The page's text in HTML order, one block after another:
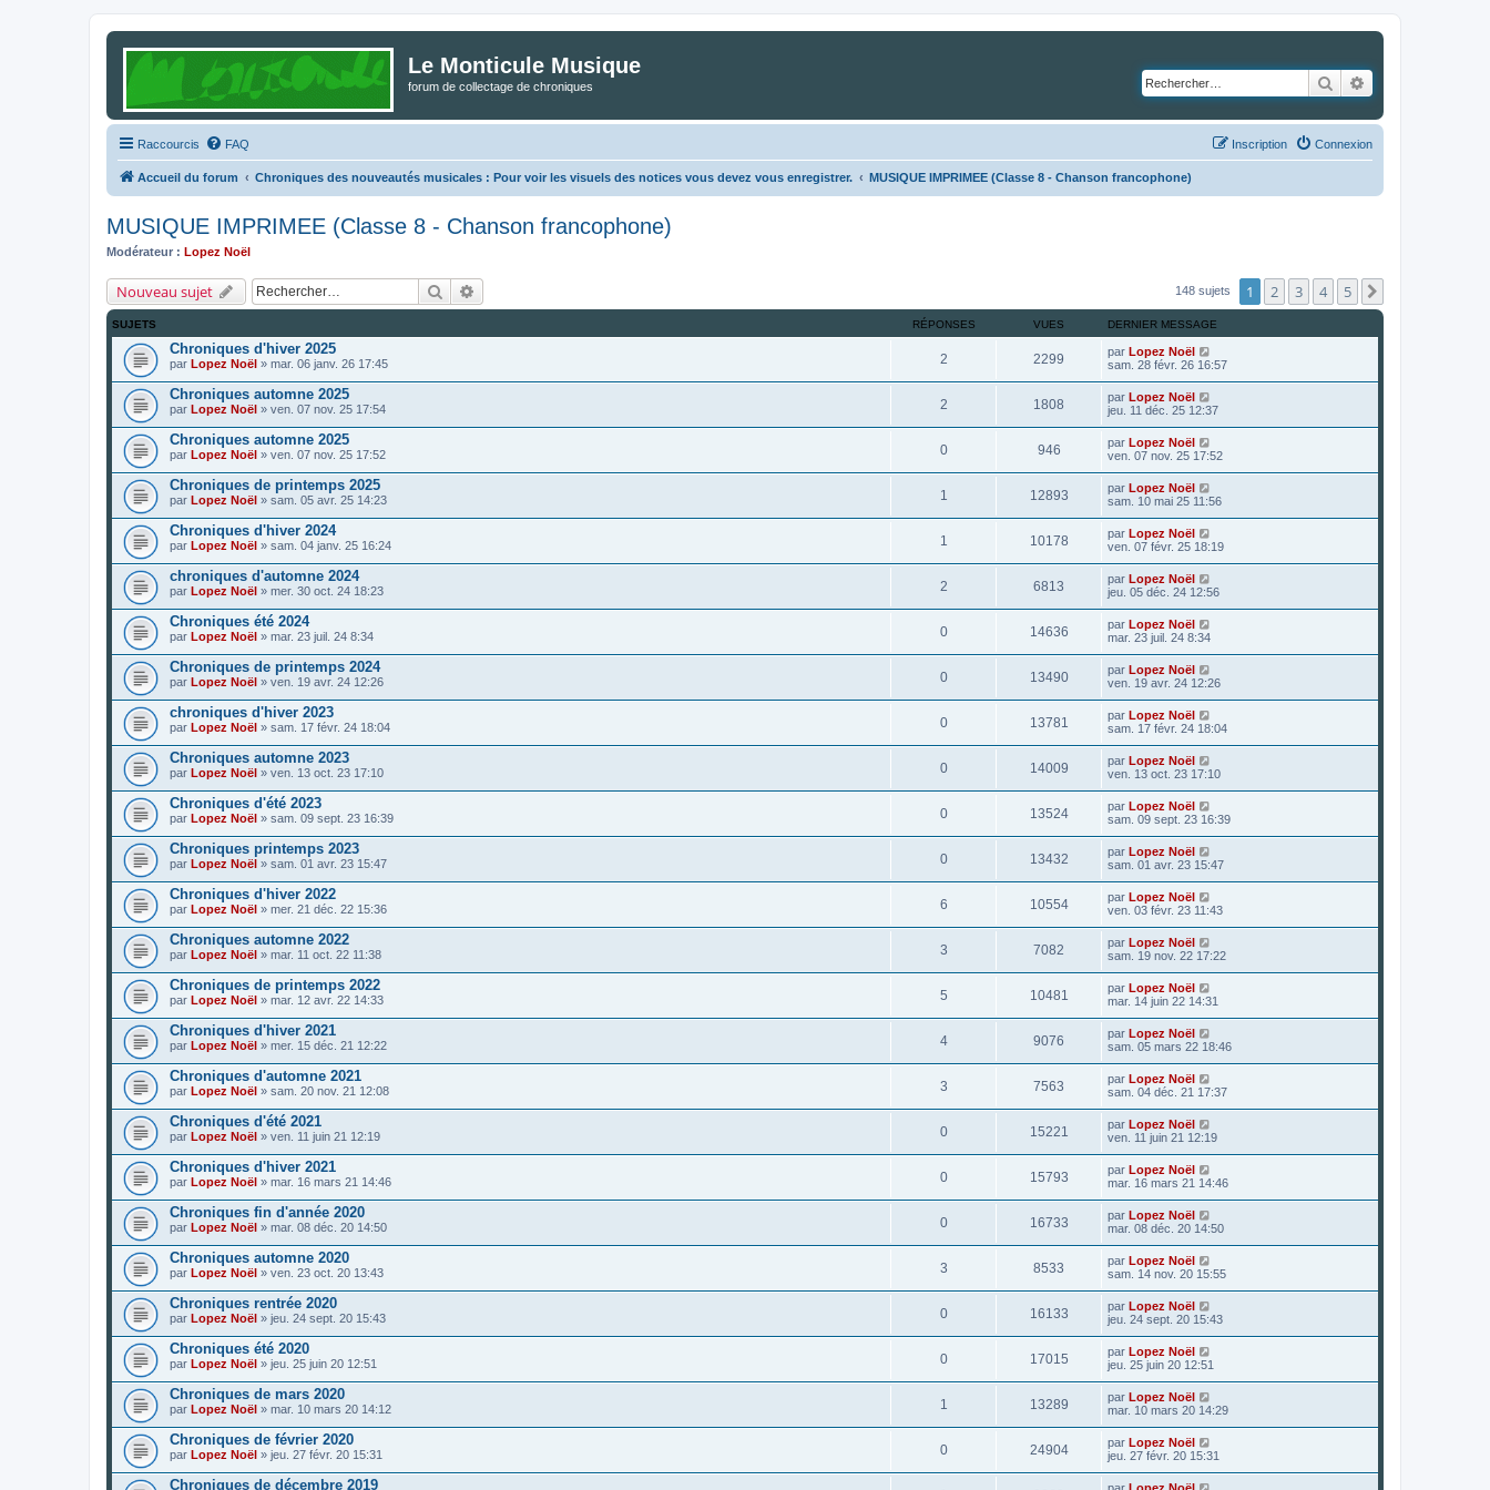
Le Monticule Musique
forum de collectage de chroniques Rechercher
Raccourcis FAQ Connexion
Inscription
Accueil du forum Chroniques des nouveautés musicales : Pour voir les visuels des notices vous devez vous enregistrer. MUSIQUE IMPRIMEE (Classe 8 - Chanson francophone)
MUSIQUE IMPRIMEE (Classe 8 - Chanson francophone)
Modérateur : Lopez Noël
Nouveau sujet Rechercher 148 sujets 1 2 3 4 5
SUJETS RÉPONSES VUES DERNIER MESSAGE
Chroniques d'hiver 2025
par Lopez Noël » mar. 06 janv. 26 17:45 2 2299 par Lopez Noël
sam. 28 févr. 26 16:57
Chroniques automne 2025
par Lopez Noël » ven. 07 nov. 25 17:54 2 1808 par Lopez Noël
jeu. 11 déc. 25 12:37
Chroniques automne 2025
par Lopez Noël » ven. 07 nov. 25 17:52 0 946 par Lopez Noël
ven. 07 nov. 25 17:52
Chroniques de printemps 2025
par Lopez Noël » sam. 05 avr. 25 14:23 1 12893 par Lopez Noël
sam. 10 mai 25 11:56
Chroniques d'hiver 2024
par Lopez Noël » sam. 04 janv. 25 16:24 1 10178 par Lopez Noël
ven. 07 févr. 25 18:19
chroniques d'automne 2024
par Lopez Noël » mer. 30 oct. 24 18:23 2 6813 par Lopez Noël
jeu. 05 déc. 24 12:56
Chroniques été 2024
par Lopez Noël » mar. 23 juil. 24 8:34 0 14636 par Lopez Noël
mar. 23 juil. 24 8:34
Chroniques de printemps 2024
par Lopez Noël » ven. 19 avr. 24 12:26 0 13490 par Lopez Noël
ven. 19 avr. 24 12:26
chroniques d'hiver 2023
par Lopez Noël » sam. 17 févr. 24 18:04 0 13781 par Lopez Noël
sam. 17 févr. 24 18:04
Chroniques automne 2023
par Lopez Noël » ven. 13 oct. 23 17:10 0 14009 par Lopez Noël
ven. 13 oct. 23 17:10
Chroniques d'été 2023
par Lopez Noël » sam. 09 sept. 23 16:39 0 13524 par Lopez Noël
sam. 09 sept. 23 16:39
Chroniques printemps 2023
par Lopez Noël » sam. 01 avr. 23 15:47 0 13432 par Lopez Noël
sam. 01 avr. 23 15:47
Chroniques d'hiver 2022
par Lopez Noël » mer. 21 déc. 22 15:36 6 10554 par Lopez Noël
ven. 03 févr. 23 11:43
Chroniques automne 2022
par Lopez Noël » mar. 11 oct. 22 11:38 3 7082 par Lopez Noël
sam. 19 nov. 22 17:22
Chroniques de printemps 2022
par Lopez Noël » mar. 12 avr. 22 14:33 5 10481 par Lopez Noël
mar. 14 juin 22 14:31
Chroniques d'hiver 2021
par Lopez Noël » mer. 15 déc. 21 12:22 4 9076 par Lopez Noël
sam. 05 mars 22 18:46
Chroniques d'automne 2021
par Lopez Noël » sam. 20 nov. 21 12:08 3 7563 par Lopez Noël
sam. 04 déc. 21 17:37
Chroniques d'été 2021
par Lopez Noël » ven. 11 juin 21 12:19 0 15221 par Lopez Noël
ven. 11 juin 21 12:19
Chroniques d'hiver 2021
par Lopez Noël » mar. 16 mars 21 14:46 0 15793 par Lopez Noël
mar. 16 mars 21 14:46
Chroniques fin d'année 2020
par Lopez Noël » mar. 08 déc. 20 14:50 0 16733 par Lopez Noël
mar. 08 déc. 20 14:50
Chroniques automne 2020
par Lopez Noël » ven. 23 oct. 20 13:43 3 8533 par Lopez Noël
sam. 14 nov. 20 15:55
Chroniques rentrée 2020
par Lopez Noël » jeu. 24 sept. 20 15:43 0 16133 par Lopez Noël
jeu. 24 sept. 20 15:43
Chroniques été 2020
par Lopez Noël » jeu. 25 juin 20 12:51 0 17015 par Lopez Noël
jeu. 25 juin 20 12:51
Chroniques de mars 2020
par Lopez Noël » mar. 10 mars 20 14:12 1 13289 par Lopez Noël
mar. 10 mars 20 14:29
Chroniques de février 2020
par Lopez Noël » jeu. 27 févr. 20 15:31 0 24904 par Lopez Noël
jeu. 27 févr. 20 15:31
Chroniques de décembre 2019 par Lopez Noël